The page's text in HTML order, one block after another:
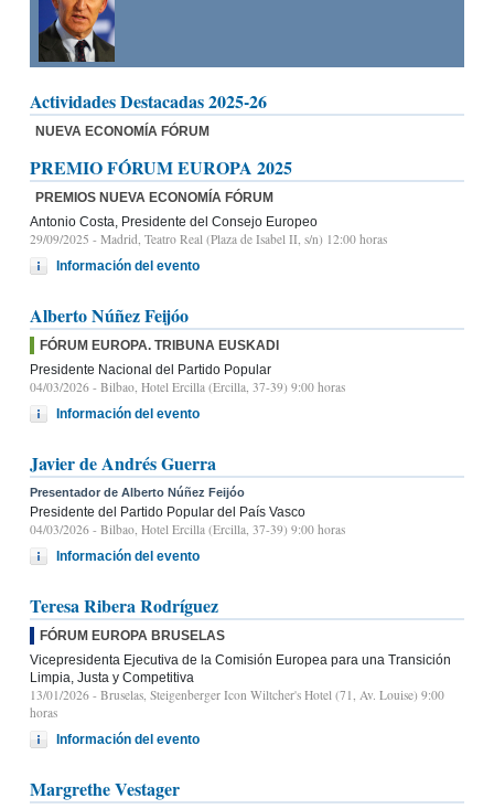
Actividades Destacadas 2025-26
NUEVA ECONOMÍA FÓRUM
PREMIO FÓRUM EUROPA 2025
PREMIOS NUEVA ECONOMÍA FÓRUM
Antonio Costa, Presidente del Consejo Europeo
29/09/2025 - Madrid, Teatro Real (Plaza de Isabel II, s/n) 12:00 horas
Información del evento
Alberto Núñez Feijóo
FÓRUM EUROPA. TRIBUNA EUSKADI
Presidente Nacional del Partido Popular
04/03/2026 - Bilbao, Hotel Ercilla (Ercilla, 37-39) 9:00 horas
Información del evento
Javier de Andrés Guerra
Presentador de Alberto Núñez Feijóo
Presidente del Partido Popular del País Vasco
04/03/2026 - Bilbao, Hotel Ercilla (Ercilla, 37-39) 9:00 horas
Información del evento
Teresa Ribera Rodríguez
FÓRUM EUROPA BRUSELAS
Vicepresidenta Ejecutiva de la Comisión Europea para una Transición
Limpia, Justa y Competitiva
13/01/2026 - Bruselas, Steigenberger Icon Wiltcher's Hotel (71, Av. Louise) 9:00
horas
Información del evento
Margrethe Vestager